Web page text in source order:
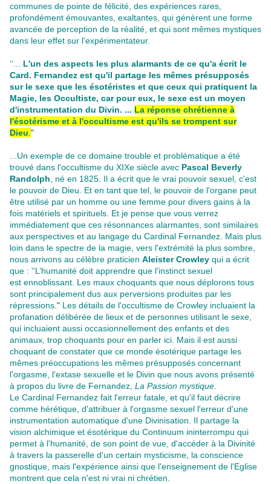
communes de pointe de félicité, des expériences rares,
profondément émouvantes, exaltantes, qui génèrent une forme
avancée de perception de la réalité, et qui sont mêmes mystiques
dans leur effet sur l'expérimentateur.
‘’... L'un des aspects les plus alarmants de ce qu'a écrit le
Card. Fernandez est qu'il partage les mêmes présupposés
sur le sexe que les ésotéristes et que ceux qui pratiquent la
Magie, les Occultiste, car pour eux, le sexe est un moyen
d'instrumentation du Divin. ... La réponse chrétienne à
l'ésotérisme et à l'occultisme est qu'ils se trompent sur
Dieu "
...Un exemple de ce domaine trouble et problématique a été
trouvé dans l'occultisme du XIXe siècle avec Pascal Beverly
Randolph , né en 1825. Il a écrit que le vrai pouvoir sexuel, c'est
le pouvoir de Dieu. Et en tant que tel, le pouvoir de l'organe peut
être utilisé par un homme ou une femme pour divers gains à la
fois matériels et spirituels. Et je pense que vous verrez
immédiatement que ces résonnances alarmantes, sont similaires
aux perspectives et au langage du Cardinal Fernandez. Mais plus
loin dans le spectre de la magie, vers l'extrémité la plus sombre,
nous arrivons au célèbre praticien Aleister Crowley qui a écrit
que : ''L’humanité doit apprendre que l’instinct sexuel
est ennoblissant. Les maux choquants que nous déplorons tous
sont principalement dus aux perversions produites par les
répressions ." Les détails de l'occultisme de Crowley incluaient la
profanation délibérée de lieux et de personnes utilisant le sexe,
qui incluaient aussi occasionnellement des enfants et des
animaux, trop choquants pour en parler ici. Mais il est aussi
choquant de constater que ce monde ésotérique partage les
mêmes préoccupations les mêmes présupposés concernant
l'orgasme, l'extase sexuelle et le Divin que nous avons présenté
à propos du livre de Fernandez, La Passion mystique
Le Cardinal Fernandez fait l'erreur fatale, et qu'il faut décrire
comme hérétique, d'attribuer à l'orgasme sexuel l'erreur d'une
instrumentation automatique d'une Divinisation. Il partage la
vision alchimique et ésotérique du Continuum ininterrompu qui
permet à l'humanité, de son point de vue, d'accéder à la Divinité
à travers la passerelle d'un certain mysticisme, la conscience
gnostique, mais l'expérience ainsi que l'enseignement de l'Eglise
montrent que cela n'est ni vrai ni chrétien.